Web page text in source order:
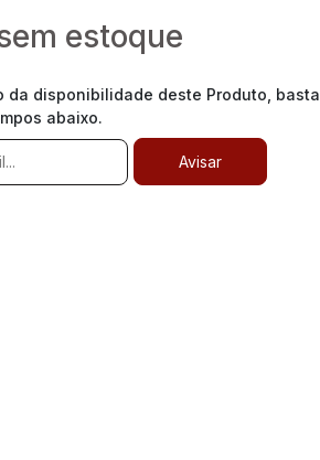
estoque
da disponibilidade deste Produto, basta
abaixo.